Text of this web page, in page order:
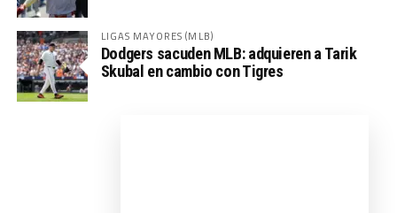
LIGAS MAYORES (MLB)
Dodgers sacuden MLB: adquieren a Tarik
Skubal en cambio con Tigres